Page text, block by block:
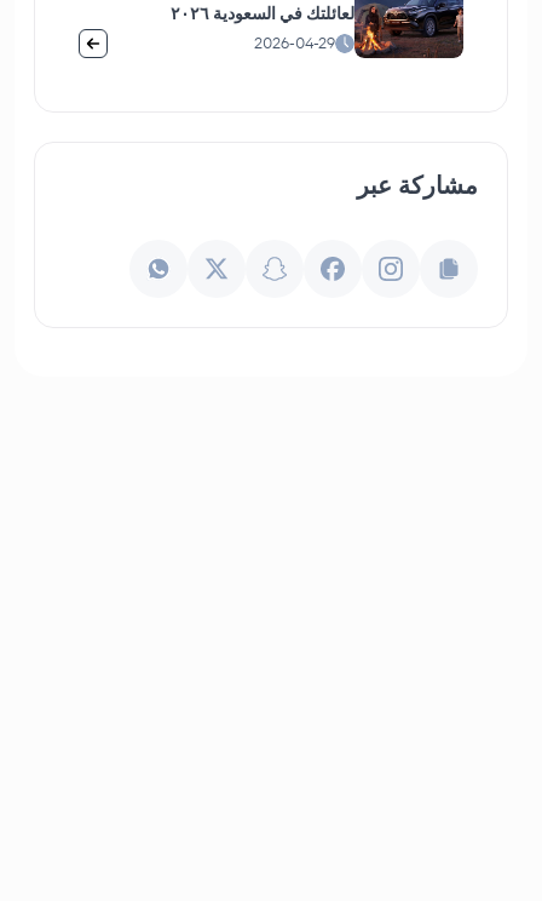
لعائلتك في السعودية ٢٠٢٦
2026-04-29
مشاركة عبر